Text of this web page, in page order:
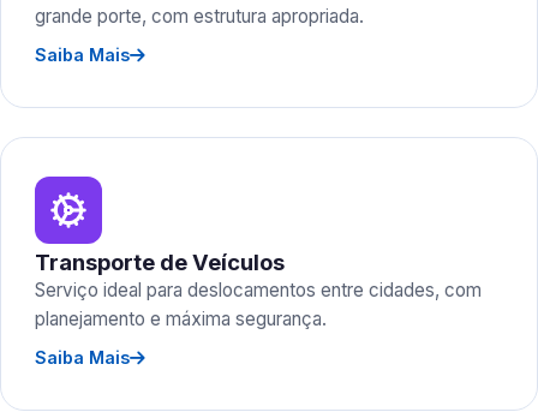
grande porte, com estrutura apropriada.
Saiba Mais
Transporte de Veículos
Serviço ideal para deslocamentos entre cidades, com
planejamento e máxima segurança.
Saiba Mais